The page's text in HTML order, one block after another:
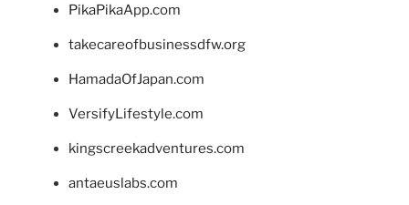
PikaPikaApp.com
takecareofbusinessdfw.org
HamadaOfJapan.com
VersifyLifestyle.com
kingscreekadventures.com
antaeuslabs.com